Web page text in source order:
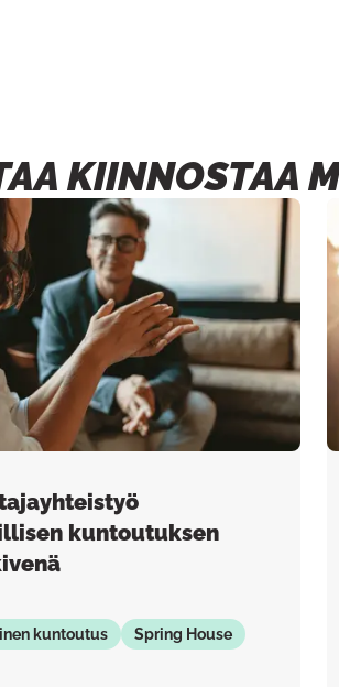
KIINNOSTAA
kuntoutuksen
kuntoutus Spring House